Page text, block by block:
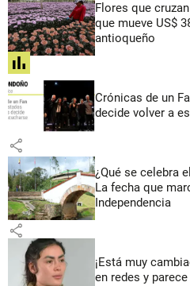
Flores que
que mueve US$
antioqueño
share
Crónicas de un
decide volver a
share
¿Qué se celebra
La fecha que
Independencia
share
¡Está muy
en redes y